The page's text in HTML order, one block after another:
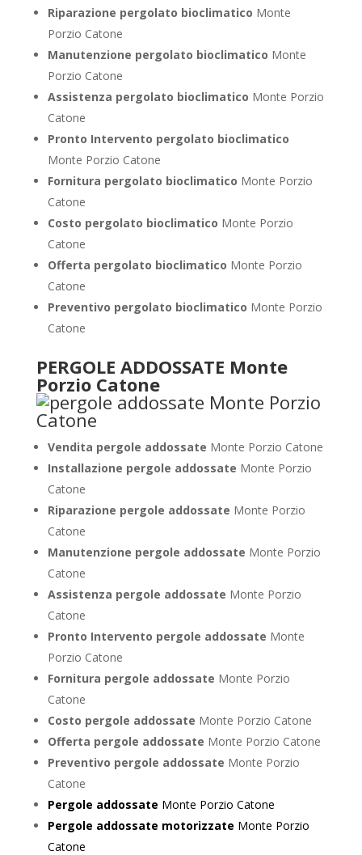
Riparazione pergolato bioclimatico Monte
Porzio Catone
Manutenzione pergolato bioclimatico Monte
Porzio Catone
Assistenza pergolato bioclimatico Monte Porzio
Catone
Pronto Intervento pergolato bioclimatico
Monte Porzio Catone
Fornitura pergolato bioclimatico Monte Porzio
Catone
Costo pergolato bioclimatico Monte Porzio
Catone
Offerta pergolato bioclimatico Monte Porzio
Catone
Preventivo pergolato bioclimatico Monte Porzio
Catone
PERGOLE ADDOSSATE Monte
Porzio Catone
Vendita pergole addossate Monte Porzio Catone
Installazione pergole addossate Monte Porzio
Catone
Riparazione pergole addossate Monte Porzio
Catone
Manutenzione pergole addossate Monte Porzio
Catone
Assistenza pergole addossate Monte Porzio
Catone
Pronto Intervento pergole addossate Monte
Porzio Catone
Fornitura pergole addossate Monte Porzio
Catone
Costo pergole addossate Monte Porzio Catone
Offerta pergole addossate Monte Porzio Catone
Preventivo pergole addossate Monte Porzio
Catone
Pergole addossate Monte Porzio Catone
Pergole addossate motorizzate Monte Porzio
Catone